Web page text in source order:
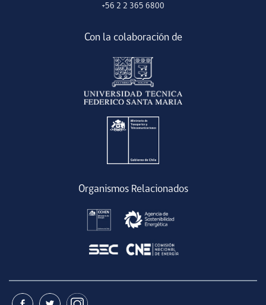
+56 2 2 365 6800
Con la colaboración de
Organismos Relacionados